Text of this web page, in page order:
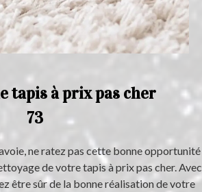
tapis à prix pas cher
73
ne ratez pas cette bonne opportunité
de votre tapis à prix pas cher. Avec
être sûr de la bonne réalisation de votre